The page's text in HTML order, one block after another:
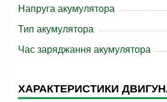
Напруга акумулятора
Тип акумулятора
Час заряджання акумулятора
ХАРАКТЕРИСТИКИ